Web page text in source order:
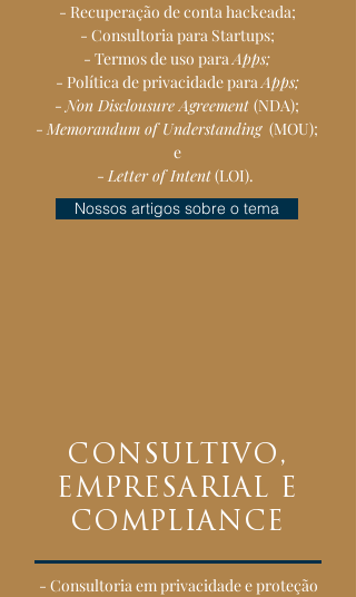
- Recuperação de conta hackeada;
- Consultoria para Startups;
- Termos de uso paraApps;
- Política de privacidade paraApps;
-Non Disclousure Agreement (NDA);
- Memorandum of Understanding (MOU);
e
-Letter of Intent(LOI).
Nossos artigos sobre o tema
CONSULTIVO,
EMPRESARIAL E
COMPLIANCE
- Consultoria em privacidade e proteção